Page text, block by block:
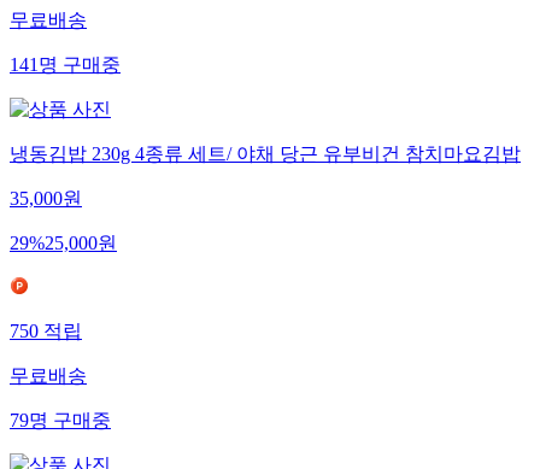
무료배송
141명구매중
냉동김밥 230g 4종류 세트/ 야채 당근 유부비건 참치마요김밥
35,000원
29%25,000원
750적립
무료배송
79명구매중